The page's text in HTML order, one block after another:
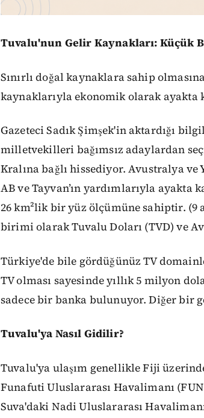
Tuvalu'nun Gelir Kaynakları: Küçük
Sınırlı doğal kaynaklara sahip
kaynaklarıyla ekonomik olarak ayakta
Gazeteci Sadık Şimşek'in aktardığı
milletvekilleri bağımsız adaylardan
Kralına bağlı hissediyor. Avustralya ve
AB ve Tayvan’ın yardımlarıyla
26 km²lik bir yüz ölçümüne sahiptir. (9
birimi olarak Tuvalu Doları (TVD) ve
Türkiye'de bile gördüğünüz TV
TV olması sayesinde yıllık 5 milyon
sadece bir banka bulunuyor. Diğer bir
Tuvalu'ya Nasıl Gidilir?
Tuvalu'ya ulaşım genellikle Fiji
Funafuti Uluslararası Havalimanı
Suva'daki Nadi Uluslararası